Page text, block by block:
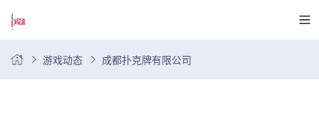
游戏动态 成都扑克牌有限公司